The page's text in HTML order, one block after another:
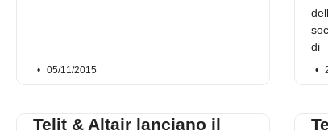
05/11/2015
di
Telit & Altair lanciano il